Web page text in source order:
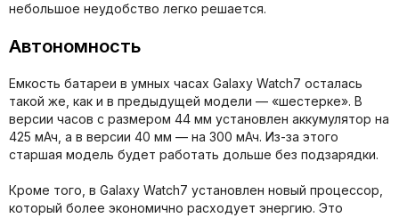
небольшое неудобство легко решается.
Автономность
Емкость батареи в умных часах Galaxy Watch7 осталась
такой же, как и в предыдущей модели — «шестерке». В
версии часов с размером 44 мм установлен аккумулятор на
425 мАч, а в версии 40 мм — на 300 мАч. Из-за этого
старшая модель будет работать дольше без подзарядки.
Кроме того, в Galaxy Watch7 установлен новый процессор,
который более экономично расходует энергию. Это